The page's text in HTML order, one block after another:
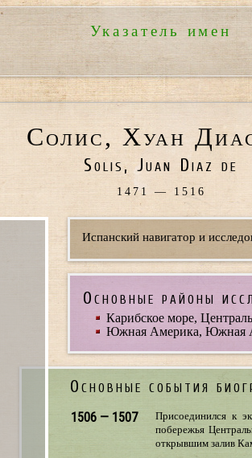
Указатель имен
Солис, Хуан
Solis, Juan Diaz de
1471 — 1516
Испанский навигатор и
Основные районы
Карибское море,
Южная Америка, Южная
Основные события
1506 — 1507 Присоединился к
побережья
открывшим залив